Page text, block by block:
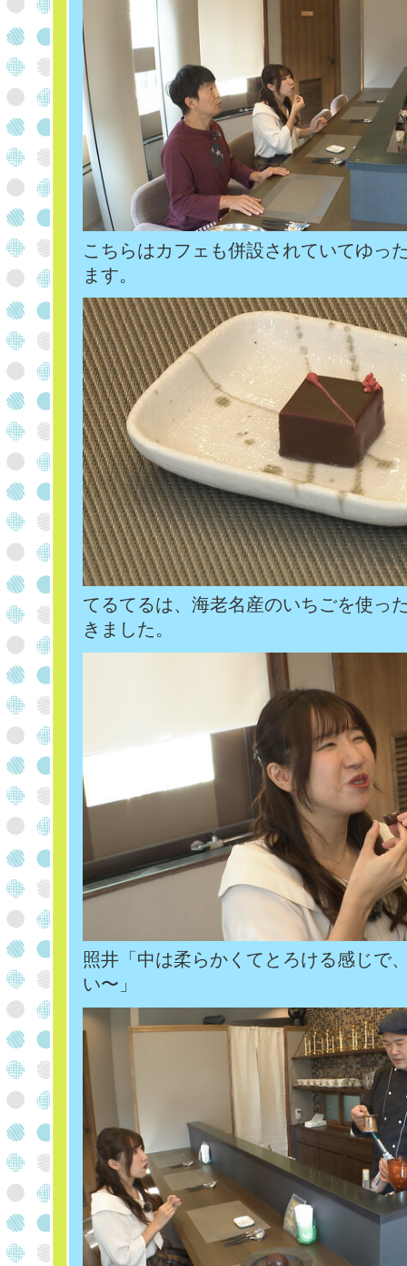
こちらはカフェも併設されていてゆっ
ます。
てるてるは、海老名産のいちごを使っ
きました。
照井「中は柔らかくてとろける感じで
い〜」